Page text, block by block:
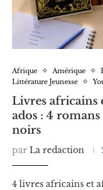
Afrique Amérique
Littérature Jeunesse
Livres africains
ados : 4 romans
noirs
par La redaction
4 livres africains et